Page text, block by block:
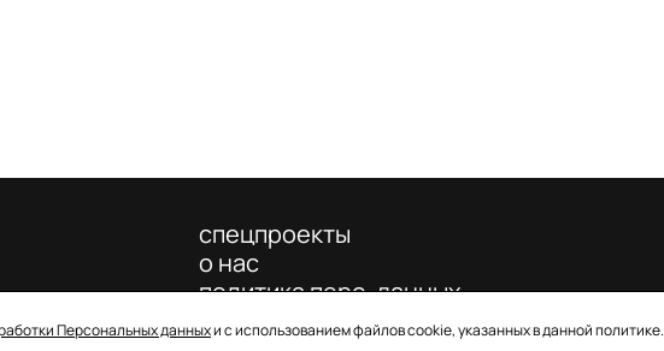
Персональных данныхи с использованием файлов cookie, указанных в данной политике.
спецпроекты
о нас
политика перс. данных